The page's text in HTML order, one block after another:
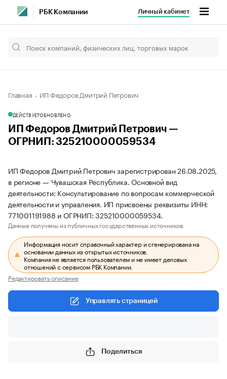
РБК Компании Личный кабинет
Главная ИП Федоров Дмитрий Петрович
ДЕЙСТВУЕТОБНОВЛЕНО
ИП Федоров Дмитрий Петрович —
ОГРНИП: 325210000059534
ИП Федоров Дмитрий Петрович зарегистрирован 26.08.2025,
в регионе — Чувашская Республика. Основной вид
деятельности: Консультирование по вопросам коммерческой
деятельности и управления. ИП присвоены реквизиты ИНН:
771001191988 и ОГРНИП: 325210000059534.
Данные получены из публичных государственных источников.
Информация носит справочный характер и сгенерирована на
основании данных из открытых источников.
Компания не является пользователем и не имеет деловых
отношений с сервисом РБК Компании.
Редактировать описание
Управлять страницей
Поделиться